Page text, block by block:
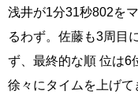
浅井が1分31秒802を
るわず。佐藤も3周目
ず、最終的な順 位は6
徐々にタイムを上げ